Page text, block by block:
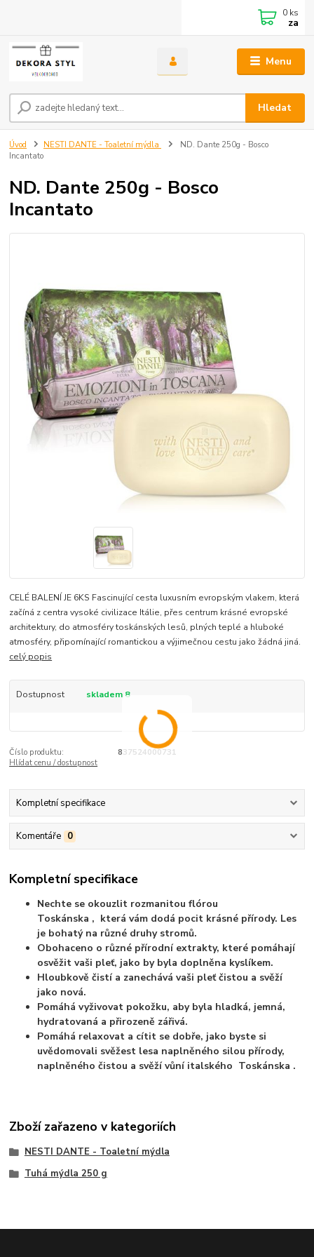
Menu
Hledat
0 ks
za
Úvod NESTI DANTE - Toaletní mýdla
ND. Dante 250g - Bosco
Incantato
ND. Dante 250g - Bosco
Incantato
CELÉ BALENÍ JE 6KS Fascinující cesta luxusním evropským vlakem, která
začíná z centra vysoké civilizace Itálie, přes centrum krásné evropské
architektury, do atmosféry toskánských lesů, plných teplé a hluboké
atmosféry, připomínající romantickou a výjimečnou cestu jako žádná jiná.
celý popis
Dostupnost skladem 8
Číslo produktu:
837524000731
Hlídat cenu / dostupnost
Kompletní specifikace
Komentáře 0
Kompletní specifikace
Nechte se okouzlit rozmanitou flórou
Toskánska , která vám dodá pocit krásné přírody. Les
je bohatý na různé druhy stromů.
Obohaceno o různé přírodní extrakty, které pomáhají
osvěžit vaši pleť, jako by byla doplněna kyslíkem.
Hloubkově čistí a zanechává vaši pleť čistou a svěží
jako nová.
Pomáhá vyživovat pokožku, aby byla hladká, jemná,
hydratovaná a přirozeně zářivá.
Pomáhá relaxovat a cítit se dobře, jako byste si
uvědomovali svěžest lesa naplněného silou přírody,
naplněného čistou a svěží vůní italského Toskánska .
Zboží zařazeno v kategoriích
NESTI DANTE - Toaletní mýdla
Tuhá mýdla 250 g